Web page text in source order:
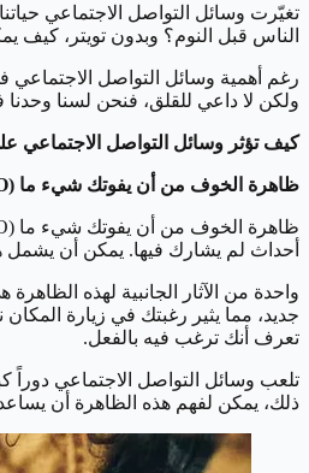
تغيّرت وسائل التواصل الاجتماعي
الناس قبل النوم؟ وبدون تويتر، كيف
رغم أهمية وسائل التواصل الاجتماعي
ولكن لا داعي للقلق، فنحن لسنا
كيف تؤثر وسائل التواصل الاجتماعي
ظاهرة الخوف من أن يفوتك شيء ما (FOMO)
أحداث لم يشارك فيها. يمكن أن يشمل
واحدة من الآثار الجانبية لهذه
جديد، مما يثير رغبتك في زيارة
تعرف أنك ترغب فيه بالفعل.
تلعب وسائل التواصل الاجتماعي
ذلك، يمكن لفهم هذه الظاهرة أن يساعد